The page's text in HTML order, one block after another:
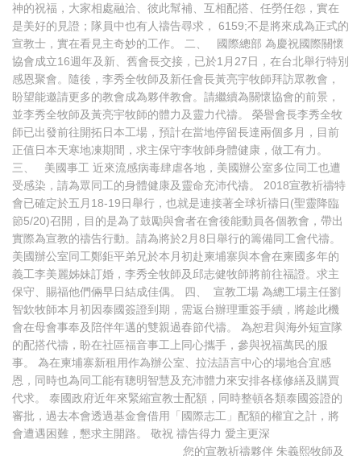
神的祝福，大家相處融洽、彼此幫補、互相配搭、任勞任怨，實在
是美好的見證；隊員中也有人禱告尋求， 6159;不是將來成為正式的
宣教士，實在看見主奇妙的工作。 二、 國際總部 為慶祝國際關懷
協會成立16週年及新、舊會長交接，已於1月27日，在台北舉行特別
感恩聚會。隨後，李秀全牧師及新任會長黃亮宇牧師拜訪眾教會，
盼望能邀請更多的教會成為夥伴教會。請繼續為關懷協會的前景，
並李秀全牧師及黃亮宇牧師的體力及靈力代禱。 榮譽會長李秀全牧
師已出發前往開拓日本工場，預計在當地停留長達兩個多月，目前
正值日本天寒地凍期間，求主保守李牧師身體健康，做工有力。
三、 美國事工 近來流感病毒肆虐各地，美國辦公室多位同工也遭
受感染，請為眾同工的身體健康及靈命充沛代禱。 2018宣教祈禱特
會已確定於五月18-19日舉行，也就是連接著全球祈禱日(聖靈降臨
節5/20)召開，目的是為了鼓勵與會者在會後能動員各個教會，帶出
實際為宣教的禱告行動。請為將於2月8日舉行的籌備同工會代禱。
美國辦公室同工鄭鉅平弟兄於本月初赴柬埔寨與本會在柬國多年的
義工李美麗姊妹訂婚，李秀全牧師及邱志健牧師將前往福證。求主
保守、賜福他們倆早日結成佳偶。 四、 宣教工場 為總工場主任劉
智欽牧師本月初因泰國簽證到期，需返台辦理重簽手續，將趁此機
會在母會事奉及陪伴年邁的雙親過春節代禱。 為恕君與海外短宣隊
的配搭代禱，盼在社區福音事工上同心攜手，參與祝福萬民的服
事。 為在柬埔寨新租用作為辦公室、拉法語言中心的場地合宜感
恩，同時也為同工能有聰明智慧及充沛體力來安排各樣修繕及購買
代求。 泰國政府近年來緊縮宣教士配額，同時整頓各類泰國簽證的
審批，過去本會透過基金會借用「國際志工」配額的權宜之計，將
會遭遇困難，懇求主開路。 敬祝 禱告得力 愛主更深
您的宣教祈禱夥伴 朱義熙牧師及